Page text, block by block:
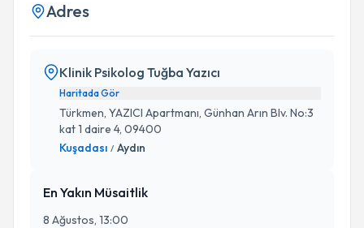
Adres
Klinik Psikolog Tuğba Yazıcı
Haritada Gör
Türkmen, YAZICI Apartmanı, Günhan Arın Blv. No:3
kat 1 daire 4, 09400
Kuşadası / Aydın
En Yakın Müsaitlik
8 Ağustos, 13:00